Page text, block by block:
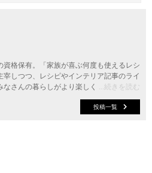
...続きを読む
格保有。「家族が喜ぶ何度も使えるレシ
しつつ、レシピやインテリア記事のライ
さんの暮らしがより楽しく素敵になるよ
投稿一覧